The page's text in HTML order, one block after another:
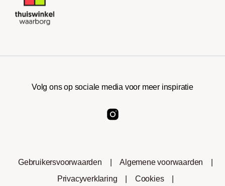
Volg ons op sociale media voor meer inspiratie
Gebruikersvoorwaarden Algemene voorwaarden
Privacyverklaring
Cookies